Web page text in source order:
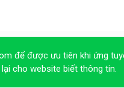
để được ưu tiên khi ứng
cho website biết thông tin.